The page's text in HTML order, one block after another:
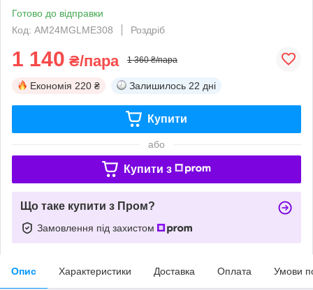
Готово до відправки
Код: AM24MGLME308
Роздріб
1 140 ₴/пара 1 360 ₴/пара
Економія 220 ₴ Залишилось 22 дні
Купити
або
Купити з
Що таке купити з Пром?
Замовлення під захистом
Опис Характеристики Доставка Оплата Умови